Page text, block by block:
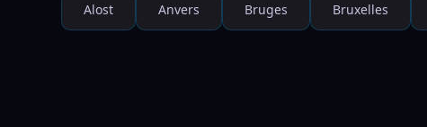
Alost Anvers Bruges Bruxelles